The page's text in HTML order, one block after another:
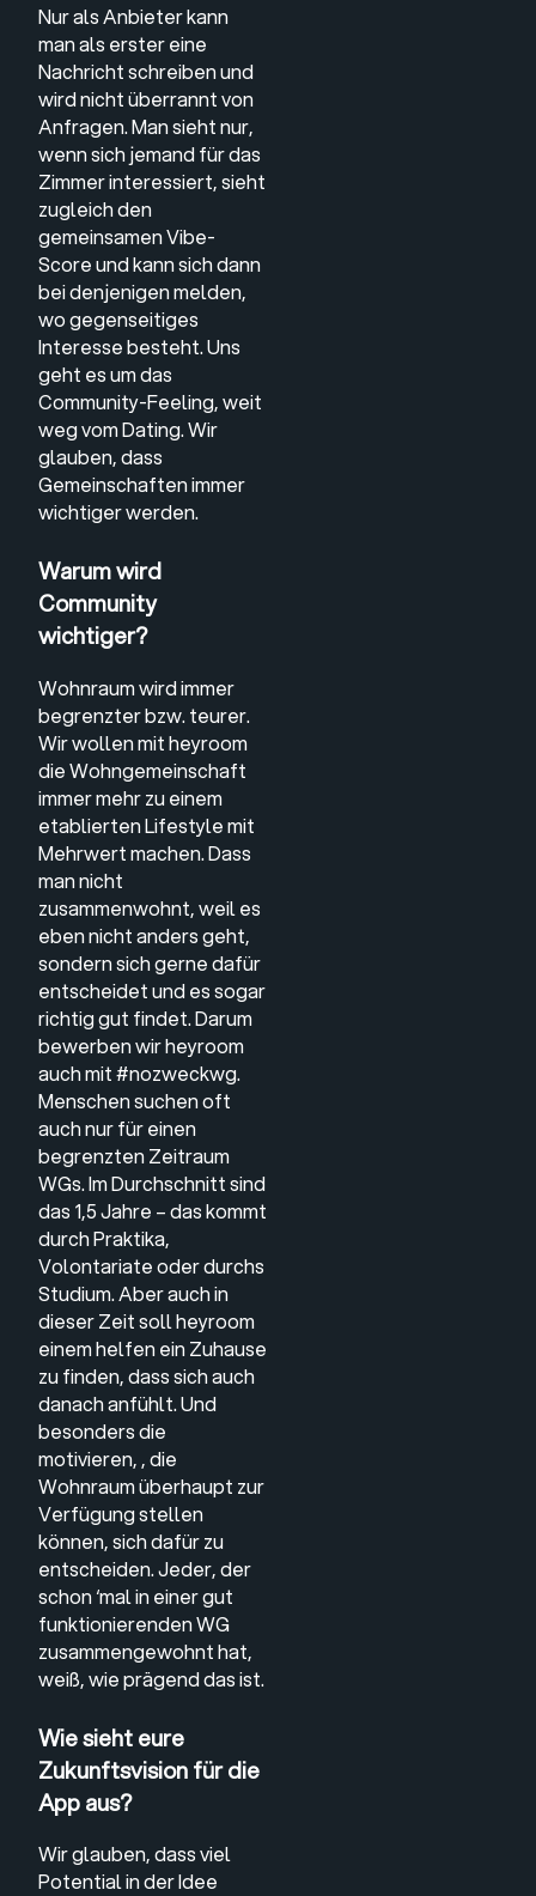
Nur als Anbieter kann
man als erster eine
Nachricht schreiben und
wird nicht überrannt von
Anfragen. Man sieht nur,
wenn sich jemand für das
Zimmer interessiert, sieht
zugleich den
gemeinsamen Vibe-
Score und kann sich dann
bei denjenigen melden,
wo gegenseitiges
Interesse besteht. Uns
geht es um das
Community-Feeling, weit
weg vom Dating. Wir
glauben, dass
Gemeinschaften immer
wichtiger werden.
Warum wird
Community
wichtiger?
Wohnraum wird immer
begrenzter bzw. teurer.
Wir wollen mit heyroom
die Wohngemeinschaft
immer mehr zu einem
etablierten Lifestyle mit
Mehrwert machen. Dass
man nicht
zusammenwohnt, weil es
eben nicht anders geht,
sondern sich gerne dafür
entscheidet und es sogar
richtig gut findet. Darum
bewerben wir heyroom
auch mit #nozweckwg.
Menschen suchen oft
auch nur für einen
begrenzten Zeitraum
WGs. Im Durchschnitt sind
das 1,5 Jahre – das kommt
durch Praktika,
Volontariate oder durchs
Studium. Aber auch in
dieser Zeit soll heyroom
einem helfen ein Zuhause
zu finden, dass sich auch
danach anfühlt. Und
besonders die
motivieren, , die
Wohnraum überhaupt zur
Verfügung stellen
können, sich dafür zu
entscheiden. Jeder, der
schon ‘mal in einer gut
funktionierenden WG
zusammengewohnt hat,
weiß, wie prägend das ist.
Wie sieht eure
Zukunftsvision für die
App aus?
Wir glauben, dass viel
Potential in der Idee